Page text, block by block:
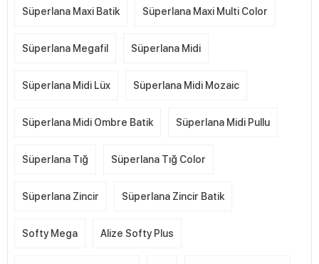
Süperlana Maxi Batik Süperlana Maxi Multi Color
Süperlana Megafil Süperlana Midi
Süperlana Midi Lüx Süperlana Midi Mozaic
Süperlana Midi Ombre Batik Süperlana Midi Pullu
Süperlana Tığ Süperlana Tığ Color
Süperlana Zincir Süperlana Zincir Batik
Softy Mega Alize Softy Plus